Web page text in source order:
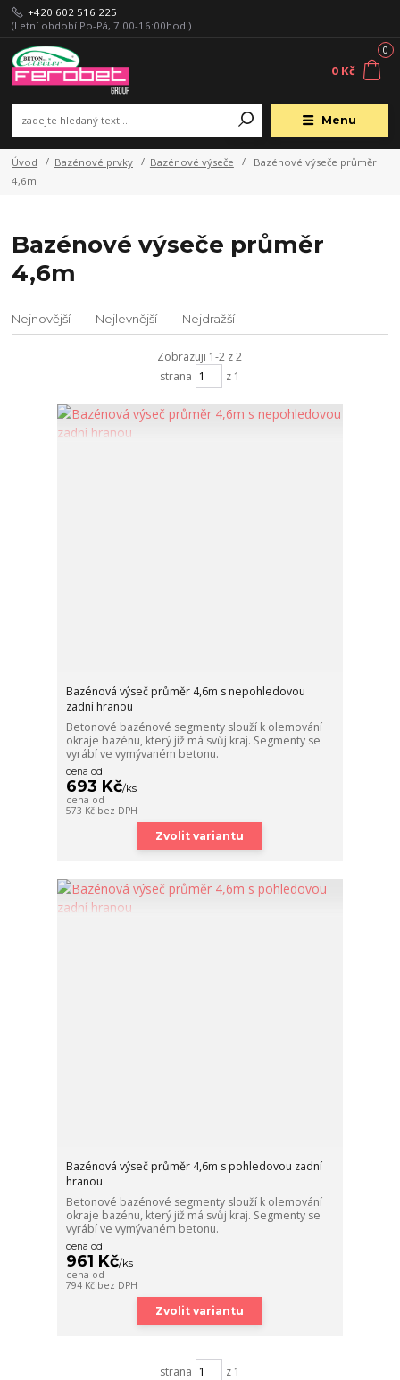
Menu
+420 602 516 225
(Letní období Po-Pá, 7:00-16:00hod.)
0
0 Kč
Úvod Bazénové prvky Bazénové výseče
Bazénové výseče průměr
4,6m
Bazénové výseče průměr
4,6m
Nejnovější Nejlevnější Nejdražší
Zobrazuji 1-2 z 2
strana
z 1
Bazénová výseč průměr 4,6m s nepohledovou
zadní hranou
Betonové bazénové segmenty slouží k olemování
okraje bazénu, který již má svůj kraj. Segmenty se
vyrábí ve vymývaném betonu.
cena od
693 Kč/ks
cena od
573 Kč bez DPH
Zvolit variantu
Bazénová výseč průměr 4,6m s pohledovou zadní
hranou
Betonové bazénové segmenty slouží k olemování
okraje bazénu, který již má svůj kraj. Segmenty se
vyrábí ve vymývaném betonu.
cena od
961 Kč/ks
cena od
794 Kč bez DPH
Zvolit variantu
strana z 1